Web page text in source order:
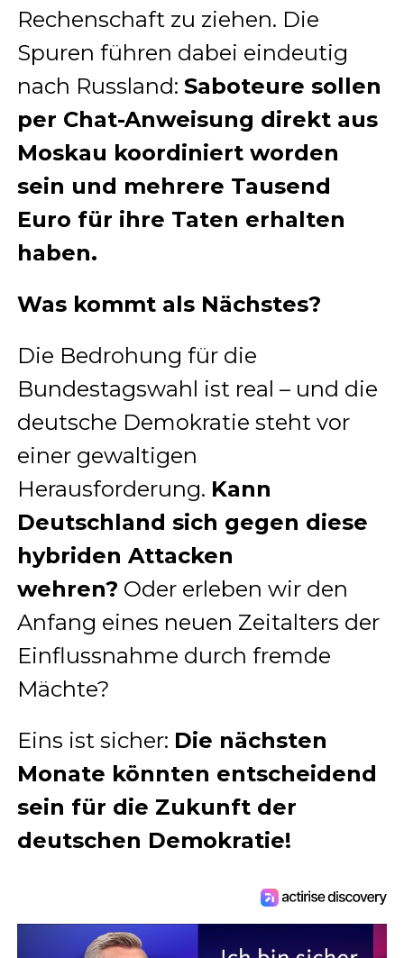
Rechenschaft zu ziehen. Die
Spuren führen dabei eindeutig
nach Russland: Saboteure sollen
per Chat-Anweisung direkt aus
Moskau koordiniert worden
sein und mehrere Tausend
Euro für ihre Taten erhalten
haben.
Was kommt als Nächstes?
Die Bedrohung für die
Bundestagswahl ist real – und die
deutsche Demokratie steht vor
einer gewaltigen
Herausforderung. Kann
Deutschland sich gegen diese
hybriden Attacken
wehren? Oder erleben wir den
Anfang eines neuen Zeitalters der
Einflussnahme durch fremde
Mächte?
Eins ist sicher: Die nächsten
Monate könnten entscheidend
sein für die Zukunft der
deutschen Demokratie!